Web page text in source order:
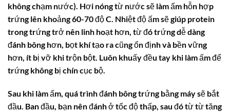
không chạm nước). Hơi nóng từ nước sẽ làm ấm hỗn hợp
trứng lên khoảng 60-70 độ C. Nhiệt độ ấm sẽ giúp protein
trong trứng trở nên linh hoạt hơn, từ đó trứng dễ dàng
đánh bông hơn, bọt khí tạo ra cũng ổn định và bền vững
hơn, ít bị vỡ khi trộn bột. Luôn khuấy đều tay khi làm ấm để
trứng không bị chín cục bộ.
Sau khi làm ấm, quá trình đánh bông trứng bằng máy sẽ bắt
đầu. Ban đầu, bạn nên đánh ở tốc độ thấp, sau đó từ từ tăng